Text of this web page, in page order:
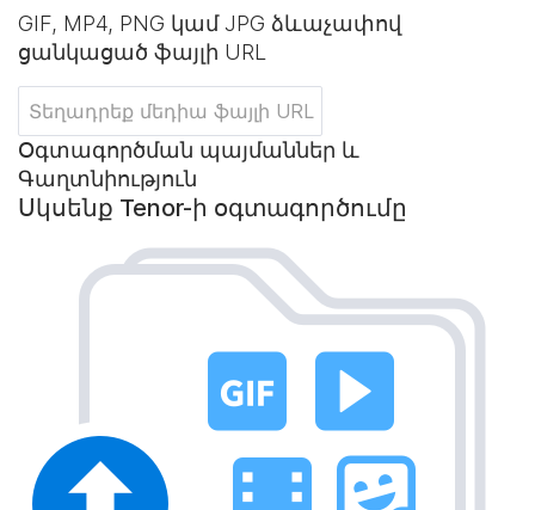
GIF, MP4, PNG կամ JPG ձևաչափով
ցանկացած ֆայլի URL
Օգտագործման պայմաններ և
Գաղտնիություն
Սկսենք Tenor-ի օգտագործումը